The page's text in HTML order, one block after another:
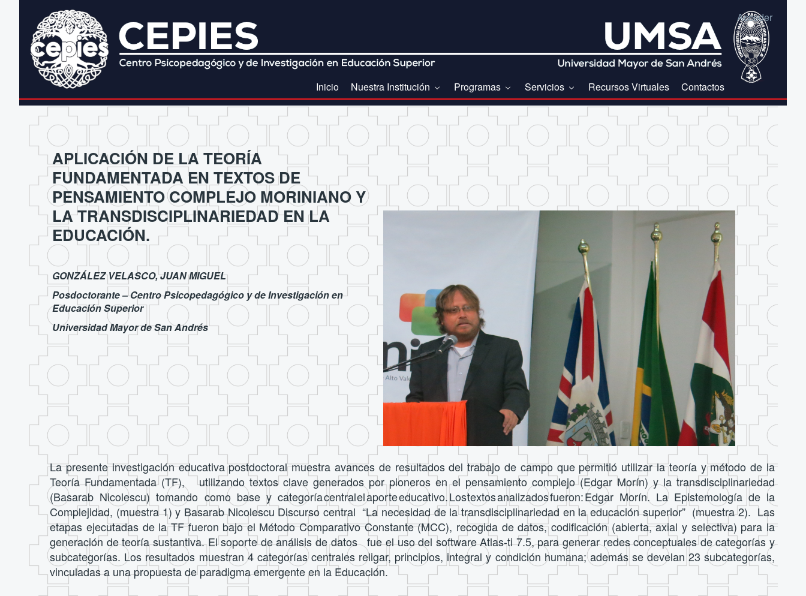
Acceder
Inicio Nuestra Institución Programas Servicios Recursos Virtuales Contactos
APLICACIÓN DE LA TEORÍA
FUNDAMENTADA EN TEXTOS DE
PENSAMIENTO COMPLEJO MORINIANO Y
LA TRANSDISCIPLINARIEDAD EN LA
EDUCACIÓN.
GONZÁLEZ VELASCO, JUAN MIGUEL
Posdoctorante – Centro Psicopedagógico y de Investigación en
Educación Superior
Universidad Mayor de San Andrés
La presente investigación educativa postdoctoral muestra avances de resultados del trabajo de campo que permitió utilizar la teoría y método de la
Teoría Fundamentada (TF), utilizando textos clave generados por pioneros en el pensamiento complejo (Edgar Morín) y la transdisciplinariedad
(Basarab Nicolescu) tomando como base y categoríacentralelaporteeducativo.Lostextosanalizadosfueron:Edgar Morín. La Epistemología de la
Complejidad, (muestra 1) y Basarab Nicolescu Discurso central “La necesidad de la transdisciplinariedad en la educación superior” (muestra 2). Las
etapas ejecutadas de la TF fueron bajo el Método Comparativo Constante (MCC), recogida de datos, codificación (abierta, axial y selectiva) para la
generación de teoría sustantiva. El soporte de análisis de datos fue el uso del software Atlas-ti 7.5, para generar redes conceptuales de categorías y
subcategorías. Los resultados muestran 4 categorías centrales religar, principios, integral y condición humana; además se develan 23 subcategorías,
vinculadas a una propuesta de paradigma emergente en la Educación.